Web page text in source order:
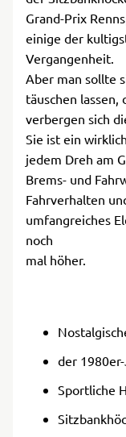
Grand-Prix
einige der
Vergangenheit.
Aber man sollte
täuschen
verbergen sich
Sie ist ein
jedem Dreh am
Brems- und
Fahrverhalten
umfangreiches
noch
mal höher.
der
Sportliche